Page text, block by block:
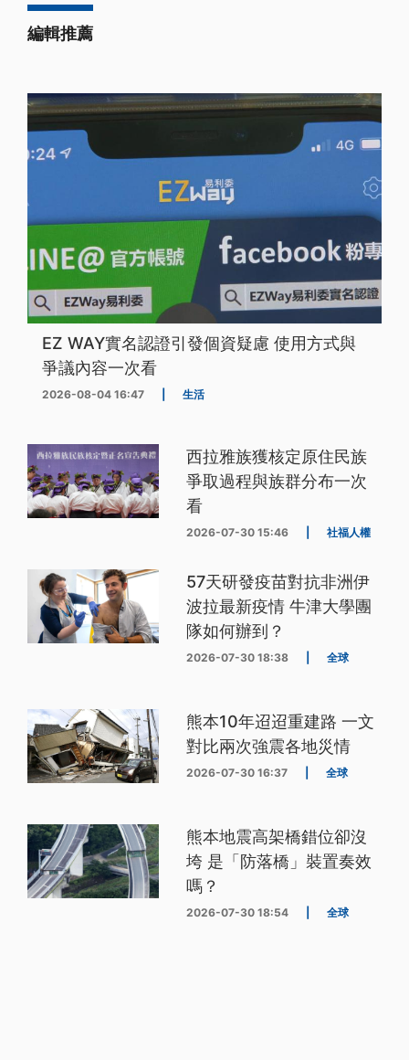
編輯推薦
EZ WAY實名認證引發個資疑慮 使用方式與
爭議內容一次看
2026-08-04 16:47 生活
西拉雅族獲核定原住民族
爭取過程與族群分布一次
看
2026-07-30 15:46 社福人權
57天研發疫苗對抗非洲伊
波拉最新疫情 牛津大學團
隊如何辦到？
2026-07-30 18:38 全球
熊本10年迢迢重建路 一文
對比兩次強震各地災情
2026-07-30 16:37 全球
熊本地震高架橋錯位卻沒
垮 是「防落橋」裝置奏效
嗎？
2026-07-30 18:54 全球